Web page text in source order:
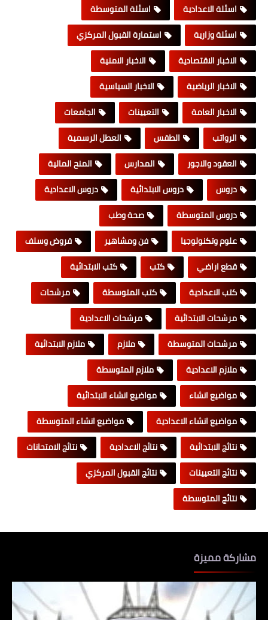
اسئلة الاعدادية
اسئلة المتوسطة
اسئلة وزارية
استمارة القبول المركزي
الاخبار الاقتصادية
الاخبار الامنية
الاخبار الرياضية
الاخبار السياسية
الاخبار العامة
التعيينات
الجامعات
الرواتب
الطقس
العطل الرسمية
العقود والاجور
المدارس
المنح المالية
دروس
دروس الابتدائية
دروس الاعدادية
دروس المتوسطة
صحة وطب
علوم وتكنولوجيا
فن ومشاهير
قروض وسلف
قطع اراضي
كتب
كتب الابتدائية
كتب الاعدادية
كتب المتوسطة
مرشحات
مرشحات الابتدائية
مرشحات الاعدادية
مرشحات المتوسطة
ملازم
ملازم الابتدائية
ملازم الاعدادية
ملازم المتوسطة
مواضيع انشاء
مواضيع انشاء الابتدائية
مواضيع انشاء الاعدادية
مواضيع انشاء المتوسطة
نتائج الابتدائية
نتائج الاعدادية
نتائج الامتحانات
نتائج التعيينات
نتائج القبول المركزي
نتائج المتوسطة
مشاركة مميزة